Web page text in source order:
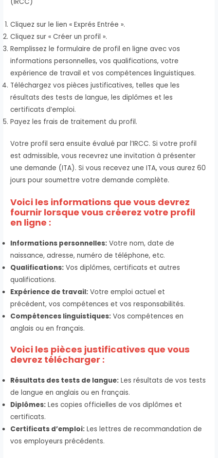
Cliquez sur le lien « Exprés Entrée ».
Cliquez sur « Créer un profil ».
Remplissez le formulaire de profil en ligne avec vos
informations personnelles, vos qualifications, votre
expérience de travail et vos compétences linguistiques.
Téléchargez vos pièces justificatives, telles que les
résultats des tests de langue, les diplômes et les
certificats d’emploi.
Payez les frais de traitement du profil.
Votre profil sera ensuite évalué par l’IRCC. Si votre profil
est admissible, vous recevrez une invitation à présenter
une demande (ITA). Si vous recevez une ITA, vous aurez 60
jours pour soumettre votre demande complète.
Voici les informations que vous devrez
fournir lorsque vous créerez votre profil
en ligne :
Informations personnelles: Votre nom, date de
naissance, adresse, numéro de téléphone, etc.
Qualifications: Vos diplômes, certificats et autres
qualifications.
Expérience de travail: Votre emploi actuel et
précédent, vos compétences et vos responsabilités.
Compétences linguistiques: Vos compétences en
anglais ou en français.
Voici les pièces justificatives que vous
devrez télécharger :
Résultats des tests de langue: Les résultats de vos tests
de langue en anglais ou en français.
Diplômes: Les copies officielles de vos diplômes et
certificats.
Certificats d’emploi: Les lettres de recommandation de
vos employeurs précédents.